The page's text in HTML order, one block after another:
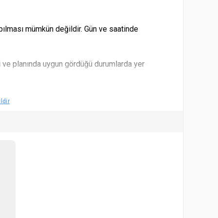
mümkün değildir. Gün ve saatinde
planında uygun gördüğü durumlarda yer
Yaş sınırları için satın alınan biletin etkinlik